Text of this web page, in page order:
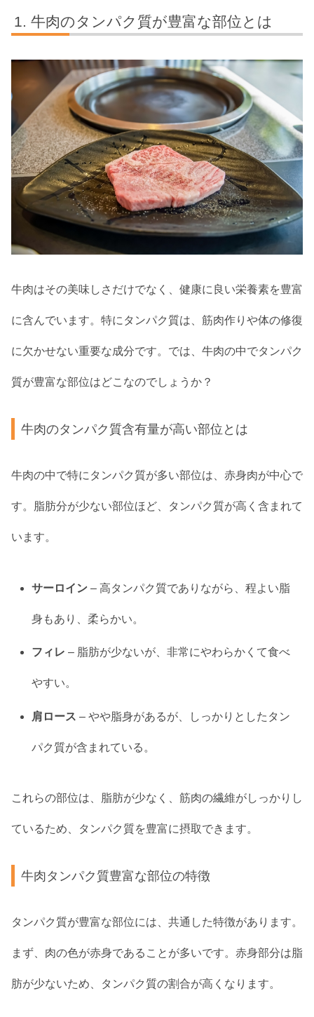
牛肉のタンパク質が豊富な部位とは
牛肉はその美味しさだけでなく、健康に良い栄養素を豊富
に含んでいます。特にタンパク質は、筋肉作りや体の修復
に欠かせない重要な成分です。では、牛肉の中でタンパク
質が豊富な部位はどこなのでしょうか？
牛肉のタンパク質含有量が高い部位とは
牛肉の中で特にタンパク質が多い部位は、赤身肉が中心で
す。脂肪分が少ない部位ほど、タンパク質が高く含まれて
います。
サーロイン – 高タンパク質でありながら、程よい脂
身もあり、柔らかい。
フィレ – 脂肪が少ないが、非常にやわらかくて食べ
やすい。
肩ロース – やや脂身があるが、しっかりとしたタン
パク質が含まれている。
これらの部位は、脂肪が少なく、筋肉の繊維がしっかりし
ているため、タンパク質を豊富に摂取できます。
牛肉タンパク質豊富な部位の特徴
タンパク質が豊富な部位には、共通した特徴があります。
まず、肉の色が赤身であることが多いです。赤身部分は脂
肪が少ないため、タンパク質の割合が高くなります。